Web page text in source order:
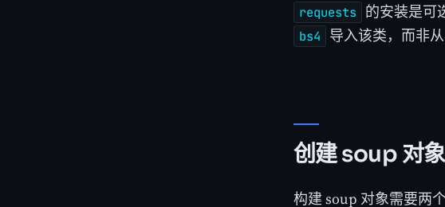
requests 的安装是可
bs4 导入该类，而非
创建 soup 对象
构建 soup 对象需要两